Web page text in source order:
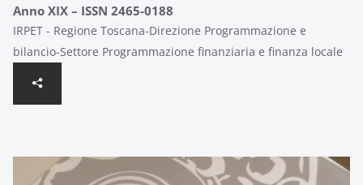
Anno XIX – ISSN 2465-0188
IRPET - Regione Toscana-Direzione Programmazione e
bilancio-Settore Programmazione finanziaria e finanza locale